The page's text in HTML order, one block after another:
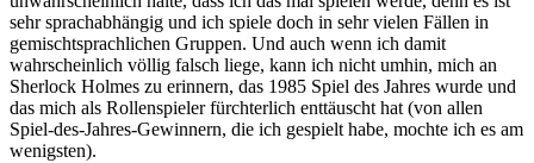
sehr sprachabhängig und ich spiele doch in sehr vielen Fällen in
gemischtsprachlichen Gruppen. Und auch wenn ich damit
wahrscheinlich völlig falsch liege, kann ich nicht umhin, mich an
Sherlock Holmes zu erinnern, das 1985 Spiel des Jahres wurde und
das mich als Rollenspieler fürchterlich enttäuscht hat (von allen
Spiel-des-Jahres-Gewinnern, die ich gespielt habe, mochte ich es am
wenigsten).